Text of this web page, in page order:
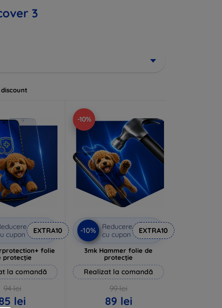
3
discount
cupon
EXTRA10
folie
protecție
la comandă
94 lei
lei
-10%
-10%
Reducere
cu cupon
EXTRA10
3mk Hammer folie de
protecție
Realizat la comandă
99 lei
89 lei